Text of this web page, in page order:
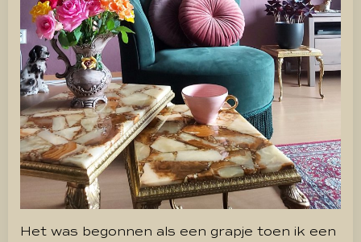
Het was begonnen als een grapje toen ik een